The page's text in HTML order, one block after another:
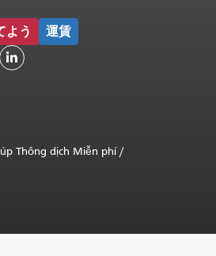
よう 運賃

Thông dịch Miễn phí/